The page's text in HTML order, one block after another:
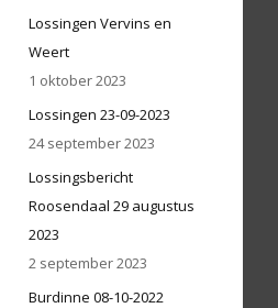
Lossingen Vervins en
Weert
1 oktober 2023
Lossingen 23-09-2023
24 september 2023
Lossingsbericht
Roosendaal 29 augustus
2023
2 september 2023
Burdinne 08-10-2022